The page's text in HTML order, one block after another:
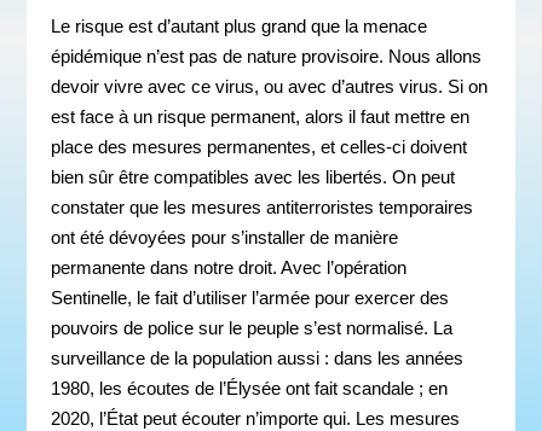
Le risque est d’autant plus grand que la menace
épidémique n’est pas de nature provisoire. Nous allons
devoir vivre avec ce virus, ou avec d’autres virus. Si on
est face à un risque permanent, alors il faut mettre en
place des mesures permanentes, et celles-ci doivent
bien sûr être compatibles avec les libertés. On peut
constater que les mesures antiterroristes temporaires
ont été dévoyées pour s’installer de manière
permanente dans notre droit. Avec l’opération
Sentinelle, le fait d’utiliser l’armée pour exercer des
pouvoirs de police sur le peuple s’est normalisé. La
surveillance de la population aussi : dans les années
1980, les écoutes de l’Élysée ont fait scandale ; en
2020, l’État peut écouter n’importe qui. Les mesures